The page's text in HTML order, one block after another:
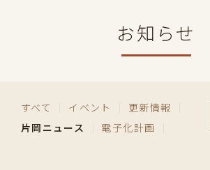
お知らせ
すべて イベント 更新情報
片岡ニュース
電子化計画